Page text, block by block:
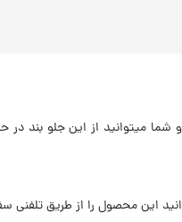
میتوانید از این جلو بند در
این محصول را از طریق تلفنی